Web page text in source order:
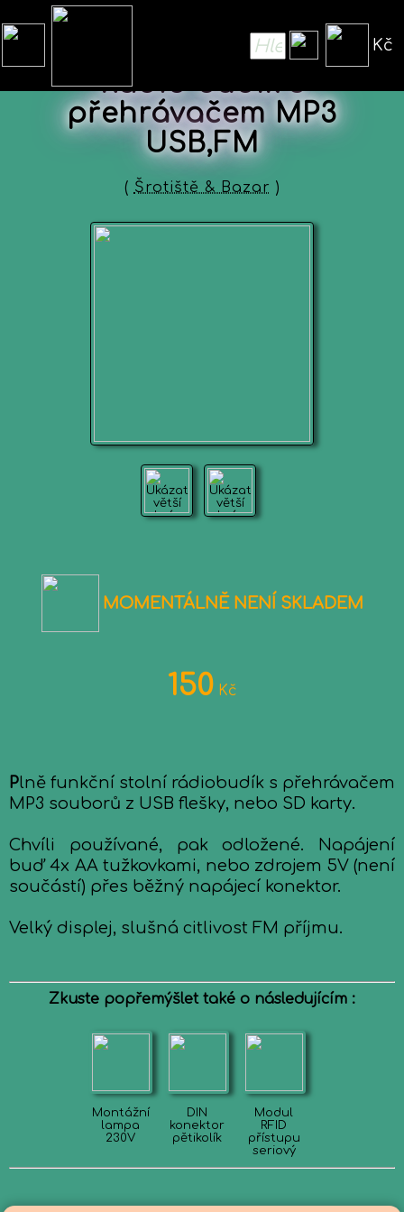
Kč
Rádio budík s
přehrávačem MP3
USB,FM
( Šrotiště & Bazar )
MOMENTÁLNĚ NENÍ SKLADEM
150Kč
Plně funkční stolní rádiobudík s přehrávačem
MP3 souborů z USB flešky, nebo SD karty.
Chvíli používané, pak odložené. Napájení
buď 4x AA tužkovkami, nebo zdrojem 5V (není
součástí) přes běžný napájecí konektor.
Velký displej, slušná citlivost FM příjmu.
Zkuste popřemýšlet také o následujícím :
Montážní
lampa
230V
DIN
konektor
pětikolík
Modul
RFID
přístupu
seriový